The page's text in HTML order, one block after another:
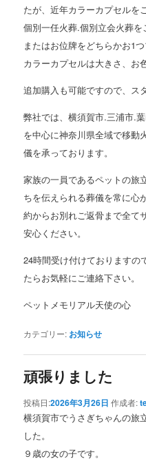
たが、近年カラーカプセルを
個別一任火葬.個別立会火葬
またはお位牌をどちらかお1
カラーカプセルは大きさ、お
追加購入も可能ですので、ス
弊社では、横須賀市.三浦市.
を中心に神奈川県全域で移動
儀を承っております。
家族の一員であるペットの旅
ちを伝えられる葬儀を常に心
約からお別れご返骨まで全て
安心ください。
24時間受け付けておりますの
たらお気軽にご連絡下さい。
ペットメモリアル天使の心
カテゴリー: お知らせ
頑張りました
投稿日:2026年3月26日 作成者:
横須賀市でうさぎちゃんの旅
した。
９歳の女の子です。